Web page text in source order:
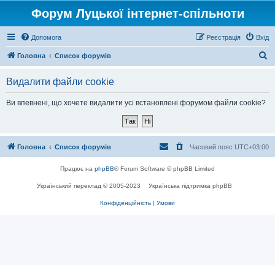
Форум Луцької інтернет-спільноти
Допомога Вхід
Реєстрація
Головна Список форумів
Видалити файли cookie
Ви впевнені, що хочете видалити усі встановлені форумом файли cookie?
Головна Список форумів Часовий пояс UTC+03:00
Працює на phpBB® Forum Software © phpBB Limited
Український переклад © 2005-2023 Українська підтримка phpBB
Конфіденційність | Умови